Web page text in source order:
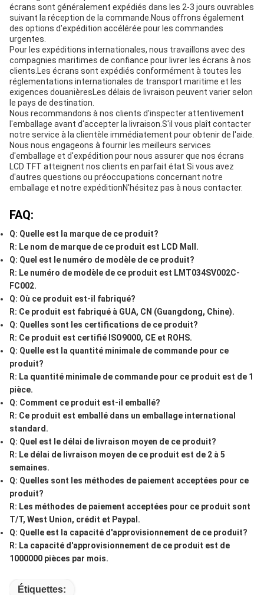
écrans sont généralement expédiés dans les 2-3 jours ouvrables
suivant la réception de la commande.Nous offrons également
des options d'expédition accélérée pour les commandes
urgentes.
Pour les expéditions internationales, nous travaillons avec des
compagnies maritimes de confiance pour livrer les écrans à nos
clients.Les écrans sont expédiés conformément à toutes les
réglementations internationales de transport maritime et les
exigences douanièresLes délais de livraison peuvent varier selon
le pays de destination.
Nous recommandons à nos clients d'inspecter attentivement
l'emballage avant d'accepter la livraison.S'il vous plaît contacter
notre service à la clientèle immédiatement pour obtenir de l'aide.
Nous nous engageons à fournir les meilleurs services
d'emballage et d'expédition pour nous assurer que nos écrans
LCD TFT atteignent nos clients en parfait état.Si vous avez
d'autres questions ou préoccupations concernant notre
emballage et notre expéditionN'hésitez pas à nous contacter.
FAQ:
Q: Quelle est la marque de ce produit?
R: Le nom de marque de ce produit est LCD Mall.
Q: Quel est le numéro de modèle de ce produit?
R: Le numéro de modèle de ce produit est LMT034SV002C-
FC002.
Q: Où ce produit est-il fabriqué?
R: Ce produit est fabriqué à GUA, CN (Guangdong, Chine).
Q: Quelles sont les certifications de ce produit?
R: Ce produit est certifié ISO9000, CE et ROHS.
Q: Quelle est la quantité minimale de commande pour ce
produit?
R: La quantité minimale de commande pour ce produit est de 1
pièce.
Q: Comment ce produit est-il emballé?
R: Ce produit est emballé dans un emballage international
standard.
Q: Quel est le délai de livraison moyen de ce produit?
R: Le délai de livraison moyen de ce produit est de 2 à 5
semaines.
Q: Quelles sont les méthodes de paiement acceptées pour ce
produit?
R: Les méthodes de paiement acceptées pour ce produit sont
T/T, West Union, crédit et Paypal.
Q: Quelle est la capacité d'approvisionnement de ce produit?
R: La capacité d'approvisionnement de ce produit est de
1000000 pièces par mois.
Étiquettes: